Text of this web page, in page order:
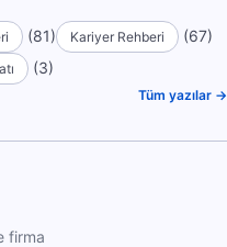
(81) Kariyer Rehberi (67)
(3)
Tüm yazılar →
firma